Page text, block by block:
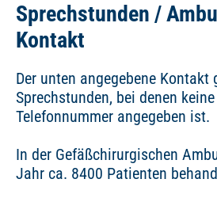
Sprechstunden /
Kontakt
Der unten angegebene
Sprechstunden, bei denen
Telefonnummer angegeben ist.
In der Gefäßchirurgischen
Jahr ca. 8400 Patienten